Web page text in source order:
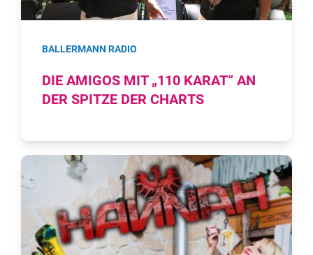
BALLERMANN RADIO
DIE AMIGOS MIT „110 KARAT“ AN
DER SPITZE DER CHARTS